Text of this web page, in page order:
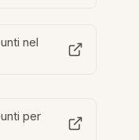
nel
per